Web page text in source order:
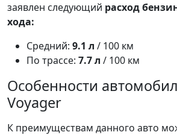
заявлен следующий расход
хода:
Средний: 9.1 л / 100 км
По трассе: 7.7 л / 100 км
Особенности
Voyager
К преимуществам данного авто